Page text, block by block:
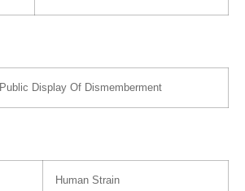
Public Display Of Dismemberment
Human Strain